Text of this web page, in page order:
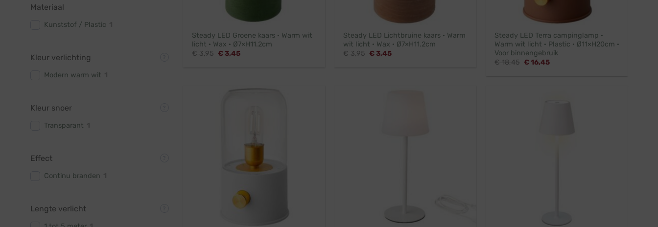
Materiaal
Kunststof / Plastic
Kleur verlichting
Modern warm wit
Kleur snoer
Transparant
Effect
Continu branden
Lengte verlicht
Steady LED Groene kaars · Warm wit
licht · Wax · Ø7×H11.2cm
€3,95 Oorspronkelijke
€3,45Huidige
Steady LED Lichtbruine kaars · Warm
wit licht · Wax · Ø7×H11.2cm
€3,95 Oorspronkelijke
€3,45Huidige
Steady LED Terra campinglamp ·
Warm wit licht · Plastic · Ø11×H20cm ·
Voor binnengebruik
€18,45 Oorspronkelijke
€16,45Huidige